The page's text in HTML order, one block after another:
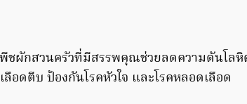
ชผักสวนครัวที่มีสรรพคุณช่วยลดความดันโลหิ
ลือดตีบ ป้องกันโรคหัวใจ และโรคหลอดเลือด